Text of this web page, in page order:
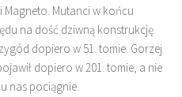
Magneto. Mutanci w końcu
na dość dziwną konstrukcję
dopiero w 51. tomie. Gorzej
dopiero w 201. tomie, a nie
nas pociągnie.